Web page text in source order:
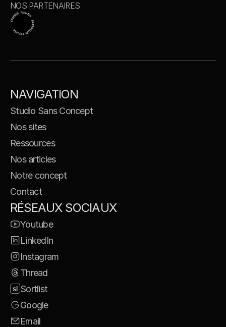
NOS PARTENAIRES
EXPERTS FRAMER · PARTENAIRE FRAMER ·
NAVIGATION
Studio Sans Concept
Nos sites
Ressources
Nos articles
Notre concept
Contact
RÉSEAUX SOCIAUX
Youtube
LinkedIn
Instagram
Thread
Sortlist
Google
Email